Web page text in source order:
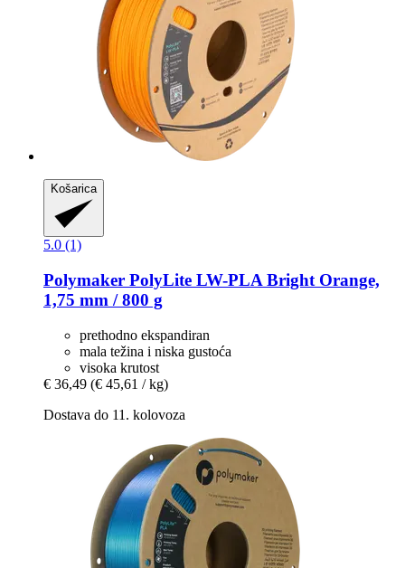
Košarica
5.0 (1)
Polymaker PolyLite LW-​PLA Bright Orange,
1,75 mm / 800 g
prethodno ekspandiran
mala težina i niska gustoća
visoka krutost
€ 36,49 (€ 45,61 / kg)
Dostava do 11. kolovoza